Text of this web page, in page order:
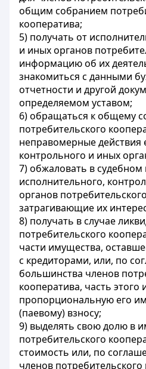
общим собранием
кооператива;
5) получать от
и иных органов
информацию об их
знакомиться с данными
отчетности и другой
определяемом уставом;
6) обращаться к общему
потребительского
неправомерные действия
контрольного и иных
7) обжаловать в
исполнительного,
органов
затрагивающие их
8) получать в случае
потребительского
части имущества,
с кредиторами, или, по
большинства членов
кооператива, часть этого
пропорциональную его
(паевому) взносу;
9) выделять свою долю в
потребительского
стоимость или, по
членов потребительского